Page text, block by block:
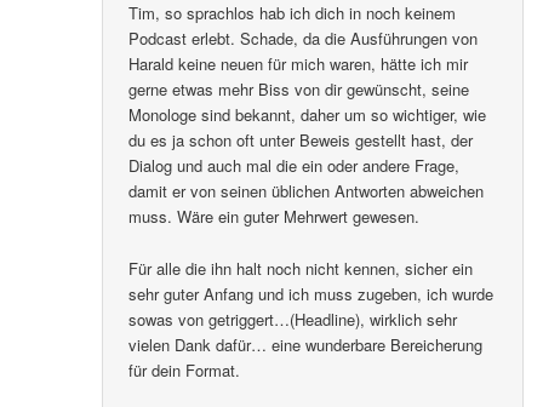
Tim, so sprachlos hab ich dich in noch keinem
Podcast erlebt. Schade, da die Ausführungen von
Harald keine neuen für mich waren, hätte ich mir
gerne etwas mehr Biss von dir gewünscht, seine
Monologe sind bekannt, daher um so wichtiger, wie
du es ja schon oft unter Beweis gestellt hast, der
Dialog und auch mal die ein oder andere Frage,
damit er von seinen üblichen Antworten abweichen
muss. Wäre ein guter Mehrwert gewesen.
Für alle die ihn halt noch nicht kennen, sicher ein
sehr guter Anfang und ich muss zugeben, ich wurde
sowas von getriggert…(Headline), wirklich sehr
vielen Dank dafür… eine wunderbare Bereicherung
für dein Format.